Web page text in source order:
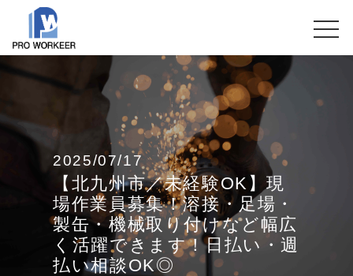
2025/07/17
【北九州市／未経験OK】現
場作業員募集！溶接・足場・
製缶・機械取り付けなど幅広
く活躍できます！日払い・週
払い相談OK◎